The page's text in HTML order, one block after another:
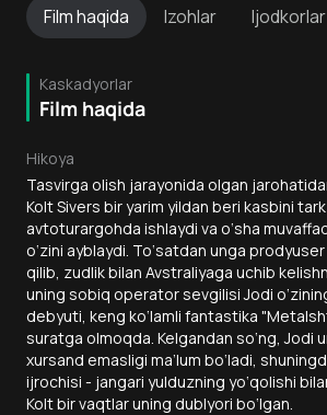
Filmhaqida Izohlar Ijodkorlar
Kaskadyorlar
Film haqida
Hikoya
Tasvirga olish jarayonida olgan
Kolt Sivers bir yarim yildan beri kasbini
avtoturargohda ishlaydi va o‘sha
o‘zini ayblaydi. To‘satdan unga prodyuser
qilib, zudlik bilan Avstraliyaga uchib
uning sobiq operator sevgilisi Jodi
debyuti, keng ko‘lamli fantastika
suratga olmoqda. Kelgandan so‘ng, Jodi
xursand emasligi ma’lum bo‘ladi,
ijrochisi - jangari yulduzning yo‘qolishi
Kolt bir vaqtlar uning dublyori bo‘lgan.